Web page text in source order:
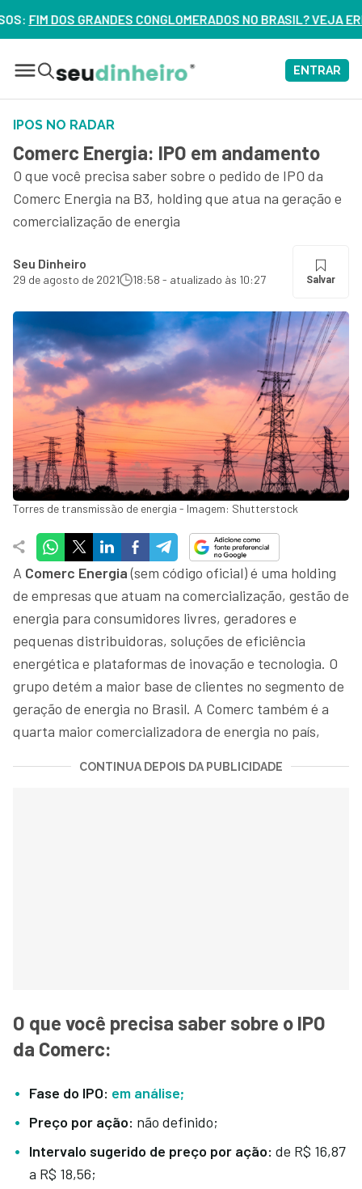
NO BRASIL? VEJA ERROS DE 3 DELES – ASSISTA
ENTRAR
IPOS NO RADAR
Comerc Energia: IPO em andamento
O que você precisa saber sobre o pedido de IPO da
Comerc Energia na B3, holding que atua na geração e
comercialização de energia
Seu Dinheiro
29 de agosto de 2021 18:58 - atualizado às 10:27 Salvar
Torres de transmissão de energia - Imagem: Shutterstock
A Comerc Energia(sem código oficial) é uma holding
de empresas que atuam na comercialização, gestão de
energia para consumidores livres, geradores e
pequenas distribuidoras, soluções de eficiência
energética e plataformas de inovação e tecnologia. O
grupo detém a maior base de clientes no segmento de
geração de energia no Brasil. A Comerc também é a
quarta maior comercializadora de energia no país,
CONTINUA DEPOIS DA PUBLICIDADE
O que você precisa saber sobre o IPO
da Comerc:
Fase do IPO: em análise;
Preço por ação: não definido;
Intervalo sugerido de preço por ação: de R$ 16,87
a R$ 18,56;